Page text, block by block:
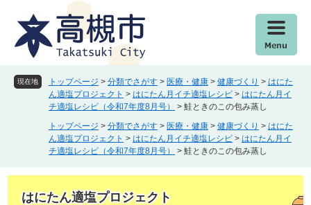
現在地 トップページ > 分類でさがす > 医療・健康 > 健康づくり > はにた
ん適塩プロジェクト > はにたん月イチ適塩レシピ > はにたん月イ
チ適塩レシピ（令和7年度8月号）
> 鮭ときのこの包み蒸し
トップページ > 分類でさがす > 医療・健康 > 健康づくり > はにた
ん適塩プロジェクト > はにたん月イチ適塩レシピ > はにたん月イ
チ適塩レシピ（令和7年度8月号）
> 鮭ときのこの包み蒸し
はにたん適塩プロジェクト